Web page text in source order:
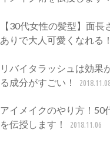
【30代女性の髪型】面
ありで大人可愛くなれる！
リバイタラッシュは効果
る成分がすごい！
アイメイクのやり方！50
を伝授します！
2018.11.06